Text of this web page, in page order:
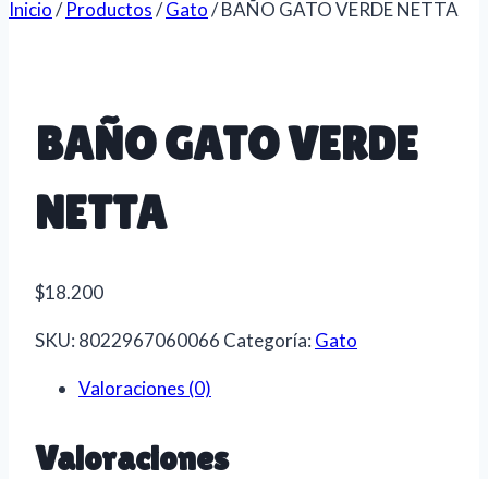
Inicio/ Productos/Gato/BAÑO GATO VERDE NETTA
BAÑO GATO VERDE
NETTA
$18.200
SKU: 8022967060066 Categoría: Gato
Valoraciones (0)
Valoraciones